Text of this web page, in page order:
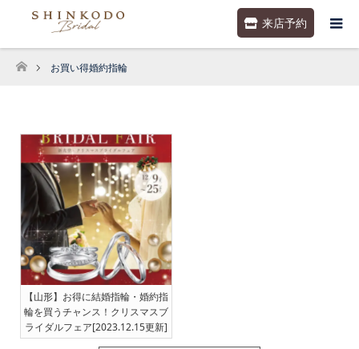
来店予約
ホーム
お買い得婚約指輪
【山形】お得に結婚指輪・婚約指
輪を買うチャンス！クリスマスブ
ライダルフェア[2023.12.15更新]